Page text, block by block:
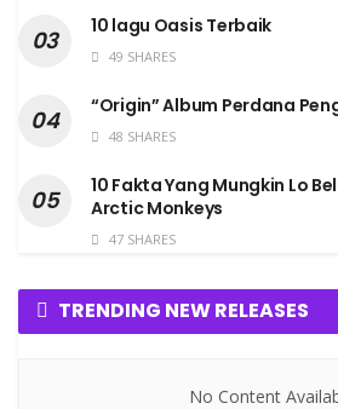
10 lagu Oasis Terbaik
49 SHARES
“Origin” Album Perdana
48 SHARES
10 Fakta Yang Mungkin Lo
Arctic Monkeys
47 SHARES
TRENDING NEW RELEASES
No Content